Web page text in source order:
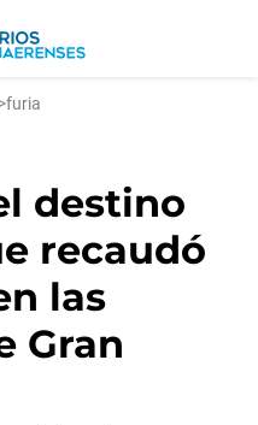
>furia
destino
recaudó
las
Gran